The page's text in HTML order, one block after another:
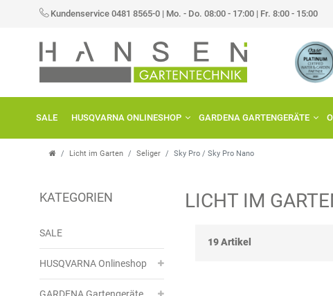
Kundenservice 0481 8565-0 | Mo. - Do. 08:00 - 17:00 | Fr. 8:00 - 15:00
SALE HUSQVARNA ONLINESHOP GARDENA GARTENGERÄTE
Licht im Garten Seliger Sky Pro / Sky Pro Nano
KATEGORIEN
SALE
HUSQVARNA Onlineshop
GARDENA Gartengeräte
LICHT IM
19 Artikel
FILTER